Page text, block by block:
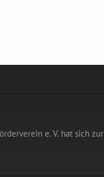
e. V. hat sich zur